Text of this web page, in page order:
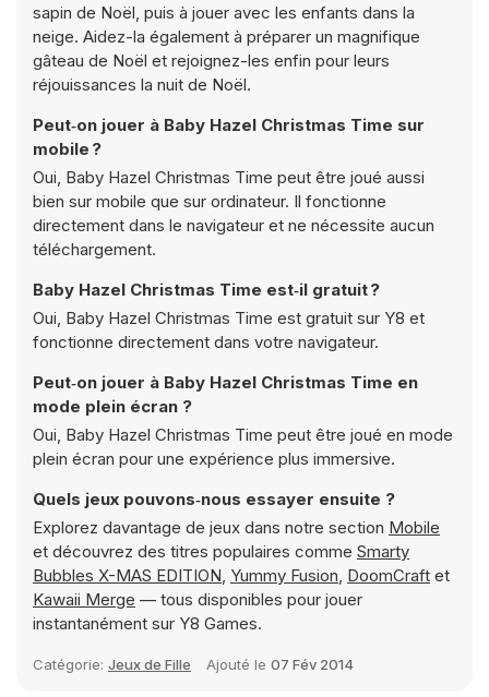
sapin de Noël, puis à jouer avec les enfants dans la
neige. Aidez-la également à préparer un magnifique
gâteau de Noël et rejoignez-les enfin pour leurs
réjouissances la nuit de Noël.
Peut‑on jouer à Baby Hazel Christmas Time sur
mobile ?
Oui, Baby Hazel Christmas Time peut être joué aussi
bien sur mobile que sur ordinateur. Il fonctionne
directement dans le navigateur et ne nécessite aucun
téléchargement.
Baby Hazel Christmas Time est‑il gratuit ?
Oui, Baby Hazel Christmas Time est gratuit sur Y8 et
fonctionne directement dans votre navigateur.
Peut‑on jouer à Baby Hazel Christmas Time en
mode plein écran ?
Oui, Baby Hazel Christmas Time peut être joué en mode
plein écran pour une expérience plus immersive.
Quels jeux pouvons‑nous essayer ensuite ?
Explorez davantage de jeux dans notre section Mobile
et découvrez des titres populaires comme Smarty
Bubbles X-MAS EDITION, Yummy Fusion, DoomCraft et
Kawaii Merge — tous disponibles pour jouer
instantanément sur Y8 Games.
Catégorie: Jeux de Fille Ajouté le 07 Fév 2014